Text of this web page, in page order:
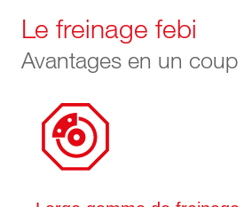
Le freinage febi
Avantages en un coup